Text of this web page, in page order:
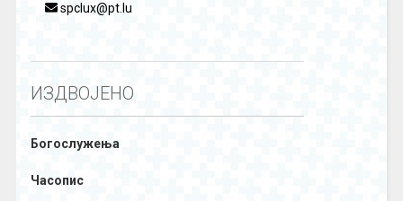
spclux@pt.lu
ИЗДВОЈЕНО
Богослужења
Часопис